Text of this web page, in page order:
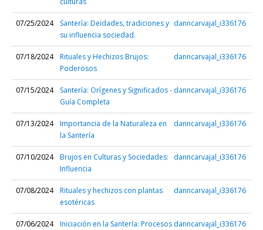
07/25/2024
Santería: Deidades, tradiciones y
su influencia sociedad.
danncarvajal_i336176
07/18/2024
Rituales y Hechizos Brujos:
Poderosos
danncarvajal_i336176
07/15/2024
Santería: Orígenes y Significados -
Guía Completa
danncarvajal_i336176
07/13/2024
Importancia de la Naturaleza en
la Santería
danncarvajal_i336176
07/10/2024
Brujos en Culturas y Sociedades:
Influencia
danncarvajal_i336176
07/08/2024
Rituales y hechizos con plantas
esotéricas
danncarvajal_i336176
07/06/2024
Iniciación en la Santería: Procesos danncarvajal_i336176